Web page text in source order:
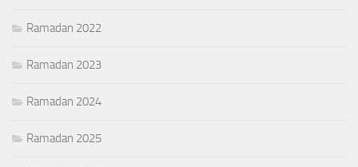
Ramadan 2022
Ramadan 2023
Ramadan 2024
Ramadan 2025